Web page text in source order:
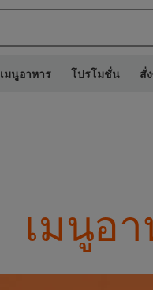
เมนูอาหาร โปรโมชั่น สั่
เมนูอ